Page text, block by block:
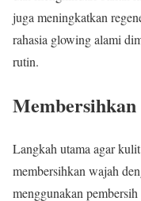
juga meningkatkan
rahasia glowing alami
rutin.
Langkah utama agar
membersihkan wajah
menggunakan